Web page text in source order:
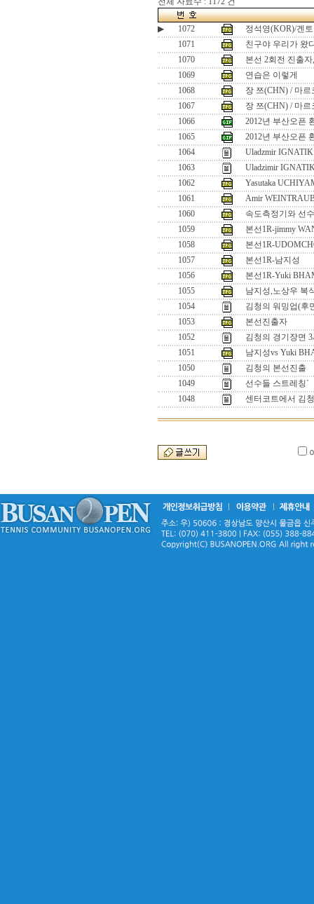
▶ 1072
정석영(KOR)/겐
1071
친구야 우리가 왔
1070
본선 2회전 진출
1069
연습은 이렇게
1068
장 쯔(CHN) / 마
1067
장 쯔(CHN) / 마
1066
2012년 부산오픈
1065
2012년 부산오픈
1064
Uladzmir
1063
Uladzimir
1062
Yasutaka
1061
Amir
1060
속도측정기와 선
1059
본선1R-jimmy
1058
본선1R-
1057
본선1R-남지성
1056
본선1R-Yuki
1055
남지성,노상우 복
1054
김청의 워밍업(후
1053
본선진출자
1052
김청의 경기장면
1051
남지성vs Yuki
1050
김청의 본선진출
1049
선수들 스트레칭`
1048
센터코트에서 김